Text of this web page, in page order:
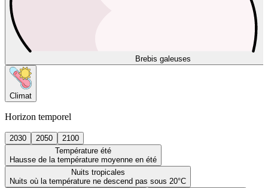
Brebis galeuses
Climat
Horizon temporel
2030 2050
2100
Température été
Hausse de la température moyenne en été
Nuits tropicales
Nuits où la température ne descend pas sous 20°C